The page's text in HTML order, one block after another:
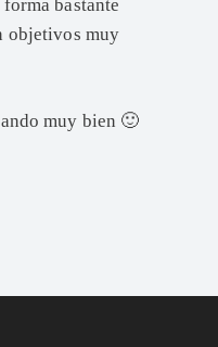
bastante
objetivos muy
muy bien 🙂